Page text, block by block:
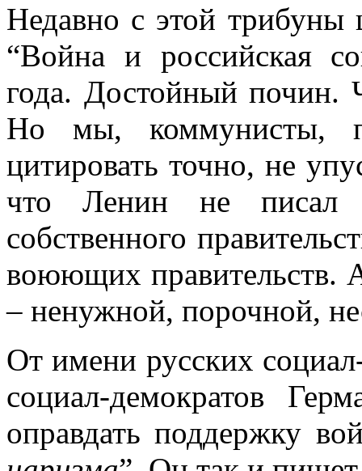
Недавно с этой трибуны
“Война и российская
года. Достойный почин.
Но мы, коммунисты,
цитировать точно, не
что Ленин не писал
собственного
воюющих правительств.
– ненужной, порочной,
От имени русских
социал-демократов
оправдать поддержку